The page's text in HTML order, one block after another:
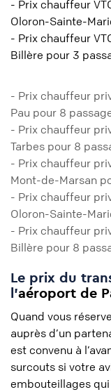
- Prix chauffeur
Oloron-Sainte-
- Prix chauffeur
Billère pour 3
- Prix chauffeur
Pau pour 8
- Prix chauffeur
Tarbes pour 8
- Prix chauffeur
Mont-de-Marsan
- Prix chauffeur
Oloron-Sainte-
- Prix chauffeur
Billère pour 8
Le prix du
l'aéroport de
Quand vous
auprès d’un
est convenu à
surcouts si votre
embouteillages